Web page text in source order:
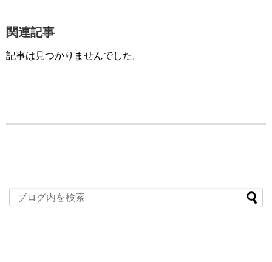
関連記事
記事は見つかりませんでした。